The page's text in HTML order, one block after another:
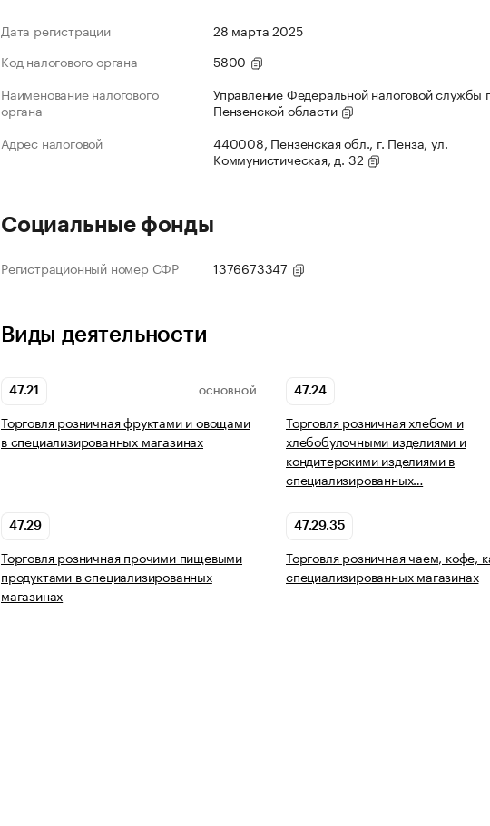
Дата регистрации
28 марта 2025
Код налогового органа
5800
Наименование налогового
органа
Управление Федеральной налоговой службы
Пензенской области
Адрес налоговой
440008, Пензенская обл., г. Пенза, ул.
Коммунистическая, д. 32
Социальные фонды
Регистрационный номер СФР 1376673347
Виды деятельности
47.21 ОСНОВНОЙ
Торговля розничная фруктами и овощами
в специализированных магазинах
47.24
Торговля розничная хлебом и
хлебобулочными изделиями и
кондитерскими изделиями в
специализированных…
47.29
Торговля розничная прочими пищевыми
продуктами в специализированных
магазинах
47.29.35
Торговля розничная чаем, кофе,
специализированных магазинах